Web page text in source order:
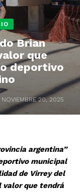
Brian
que
deportivo
NOVIEMBRE 20, 2025
argentina”
municipal
de Virrey del
valor que tendrá